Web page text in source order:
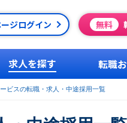
ジログイン 無料
求人を探す 転職
ビスの転職・求人・中途採用一覧